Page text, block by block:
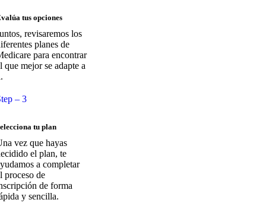
tus opciones
revisaremos los
planes de
para encontrar
que mejor se adapte a
– 3
tu plan
vez que hayas
el plan, te
a completar
proceso de
de forma
y sencilla.